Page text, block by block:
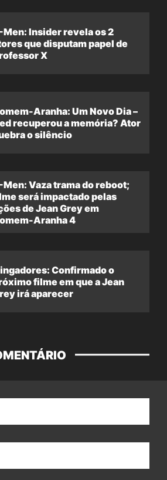
Men: Insider revela os 2
que disputam papel de
X
Aranha: Um Novo Dia –
recuperou a memória? Ator
o silêncio
Men: Vaza trama do reboot;
será impactado pelas
de Jean Grey em
Aranha 4
Confirmado o
filme em que a Jean
irá aparecer